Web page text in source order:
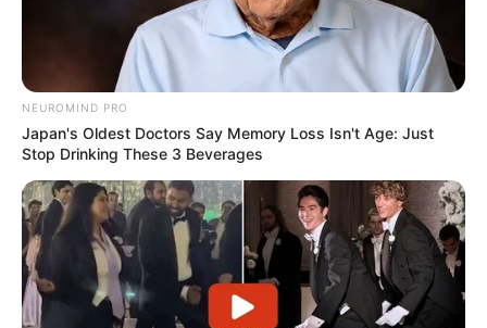
ช่วงวันที่ 21 – 31จะคิดทำอะไรต้องรอบคอบมิฉะนั้นอาจ
ต้องมานั่งเสียใจภายหลัง การงานยังมั่นคงและมีคนคอย
ช่วยเหลืออยู่ แต่ต้องระวังเรื่องคำพูด บางครั้งอาจตรงจน
ทำให้บางคนรับไม่ได้ คงต้องปรับให้ดูนุ่มนวลขึ้น ช่วงนี้จะถูก
ป่วนจากบริวาร คนอายุน้อยกว่า จะไหว้วานให้ทำสิ่งใดต้อง
ควบคุมใกล้ชิดหน่อยจะได้ไม่มีปัญหา การเงินขึ้นๆลงๆ ช่วงนี้
ไม่ขัดสน มีเงินเก็บออมเพื่อลงทุน แต่รายจ่ายเพิ่ม ไม่เป็น
อย่างที่คาดจึงต้องรัดกุมมากขึ้น ความรักดูเผินๆ อบอุ่นรัก
ใครกันดี แต่พอเอาเข้าจริงกลับมีช่องโหว่ ให้มือที่สามเข้ามา
แทรก ส่วนคนโสดได้คนใกล้ชิดช่วยหา ฝันเริ่มเป็นจริงมาก
ขึ้น
NEUROMIND PRO
Japan's Oldest Doctors Say Memory Loss Isn't Age: Just
Stop Drinking These 3 Beverages